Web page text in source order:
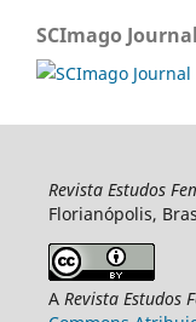
SCImago
Revista Estudos
Florianópolis,
A Revista Estudos